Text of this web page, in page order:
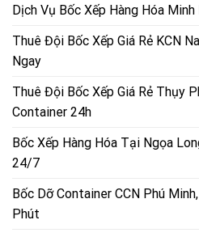
Dịch Vụ Bốc Xếp Hàng Hóa
Thuê Đội Bốc Xếp Giá Rẻ KCN
Ngay
Thuê Đội Bốc Xếp Giá Rẻ Thụy
Container 24h
Bốc Xếp Hàng Hóa Tại Ngọa
24/7
Bốc Dỡ Container CCN Phú
Phút